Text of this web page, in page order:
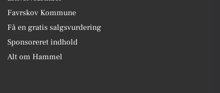
Favrskov Kommune
Få en gratis salgsvurdering
Sponsoreret indhold
Alt om Hammel